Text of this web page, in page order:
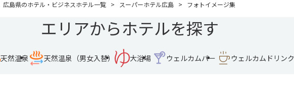
広島県のホテル・ビジネスホテル一覧 スーパーホテル広島 フォトイメージ集
エリアからホテルを探す
天然温泉 天然温泉（男女入替） 大浴場 ウェルカムバー ウェルカムドリンク